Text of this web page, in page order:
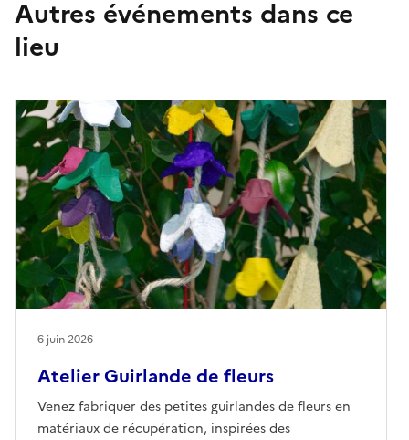
Autres événements dans ce
lieu
Atelier Guirlande de fleurs
Venez fabriquer des petites guirlandes de fleurs en
matériaux de récupération, inspirées des
6 juin 2026